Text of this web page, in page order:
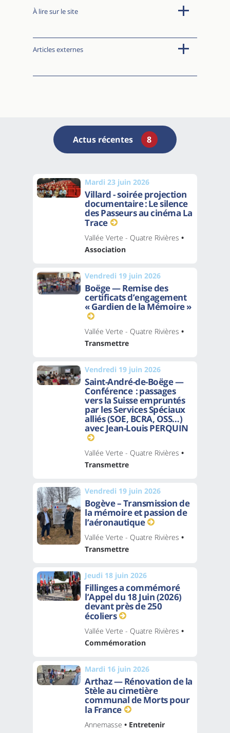
À lire sur le site
Articles externes
Actus récentes 8
Mardi 23 juin 2026
Villard - soirée projection
documentaire : Le silence
des Passeurs au cinéma La
Trace
Vallée Verte - Quatre Rivières •
Association
Vendredi 19 juin 2026
Boëge — Remise des
certificats d’engagement
« Gardien de la Mémoire »
Vallée Verte - Quatre Rivières •
Transmettre
Vendredi 19 juin 2026
Saint-André-de-Boëge —
Conférence : passages
vers la Suisse empruntés
par les Services Spéciaux
alliés (SOE, BCRA, OSS…)
avec Jean-Louis PERQUIN
Vallée Verte - Quatre Rivières •
Transmettre
Vendredi 19 juin 2026
Bogève – Transmission de
la mémoire et passion de
l’aéronautique
Vallée Verte - Quatre Rivières •
Transmettre
Jeudi 18 juin 2026
Fillinges a commémoré
l’Appel du 18 Juin (2026)
devant près de 250
écoliers
Vallée Verte - Quatre Rivières •
Commémoration
Mardi 16 juin 2026
Arthaz — Rénovation de la
Stèle au cimetière
communal de Morts pour
la France
Annemasse • Entretenir